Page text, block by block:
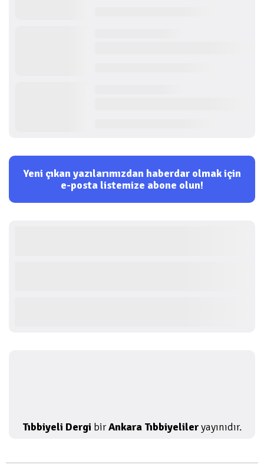
Yeni çıkan yazılarımızdan haberdar olmak için
e-posta listemize abone olun!
Tıbbiyeli Dergi birAnkara Tıbbiyelileryayınıdır.